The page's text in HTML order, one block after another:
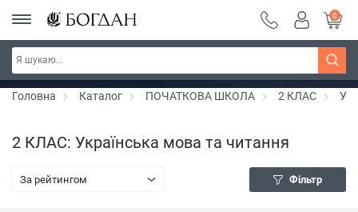
Серія "Чейзіана" ~ знижка 20%
0
Головна Каталог ПОЧАТКОВА ШКОЛА 2 КЛАС
2 КЛАС: Українська мова та читання
За рейтингом Фільтр